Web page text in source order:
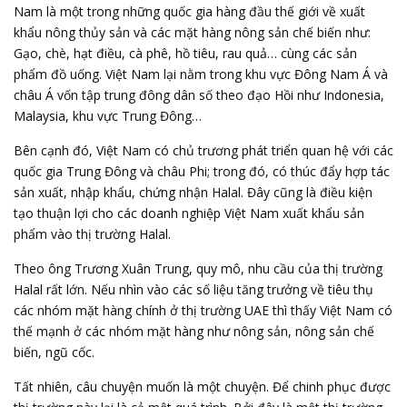
Nam là một trong những quốc gia hàng đầu thế giới về xuất
khẩu nông thủy sản và các mặt hàng nông sản chế biến như:
Gạo, chè, hạt điều, cà phê, hồ tiêu, rau quả… cùng các sản
phẩm đồ uống. Việt Nam lại nằm trong khu vực Đông Nam Á và
châu Á vốn tập trung đông dân số theo đạo Hồi như Indonesia,
Malaysia, khu vực Trung Đông…
Bên cạnh đó, Việt Nam có chủ trương phát triển quan hệ với các
quốc gia Trung Đông và châu Phi; trong đó, có thúc đẩy hợp tác
sản xuất, nhập khẩu, chứng nhận Halal. Đây cũng là điều kiện
tạo thuận lợi cho các doanh nghiệp Việt Nam xuất khẩu sản
phẩm vào thị trường Halal.
Theo ông Trương Xuân Trung, quy mô, nhu cầu của thị trường
Halal rất lớn. Nếu nhìn vào các số liệu tăng trưởng về tiêu thụ
các nhóm mặt hàng chính ở thị trường UAE thì thấy Việt Nam có
thế mạnh ở các nhóm mặt hàng như nông sản, nông sản chế
biến, ngũ cốc.
Tất nhiên, câu chuyện muốn là một chuyện. Để chinh phục được